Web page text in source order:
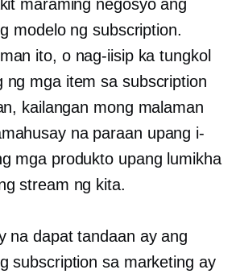
maraming negosyo ang
modelo ng subscription.
ito, o nag-iisip ka tungkol
ng mga item sa subscription
kailangan mong malaman
na paraan upang i-
mga produkto upang lumikha
stream ng kita.
na dapat tandaan ay ang
subscription sa marketing ay